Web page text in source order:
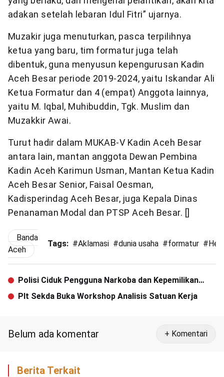
adakan setelah lebaran Idul Fitri” ujarnya.
Muzakir juga menuturkan, pasca terpilihnya
ketua yang baru, tim formatur juga telah
dibentuk, guna menyusun kepengurusan Kadin
Aceh Besar periode 2019-2024, yaitu Iskandar Ali
Ketua Formatur dan 4 (empat) Anggota lainnya,
yaitu M. Iqbal, Muhibuddin, Tgk. Muslim dan
Muzakkir Awai.
Turut hadir dalam MUKAB-V Kadin Aceh Besar
antara lain, mantan anggota Dewan Pembina
Kadin Aceh Karimun Usman, Mantan Ketua Kadin
Aceh Besar Senior, Faisal Oesman,
Kadisperindag Aceh Besar, juga Kepala Dinas
Penanaman Modal dan PTSP Aceh Besar. []
Banda
Aceh
Tags: #Aklamasi #dunia usaha #formatur #
Polisi Ciduk Pengguna Narkoba dan Kepemilikan
Senpi di Subulussalam
Plt Sekda Buka Workshop Analisis Satuan Kerja
Belum ada komentar + Komentari
Berita Terkait